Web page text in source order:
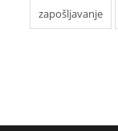
zapošljavanje